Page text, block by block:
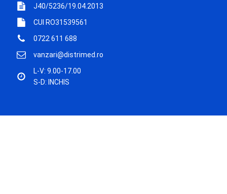
J40/5236/19.04.2013
CUI RO31539561
0722 611 688
vanzari@distrimed.ro
L-V: 9.00-17.00
S-D: INCHIS